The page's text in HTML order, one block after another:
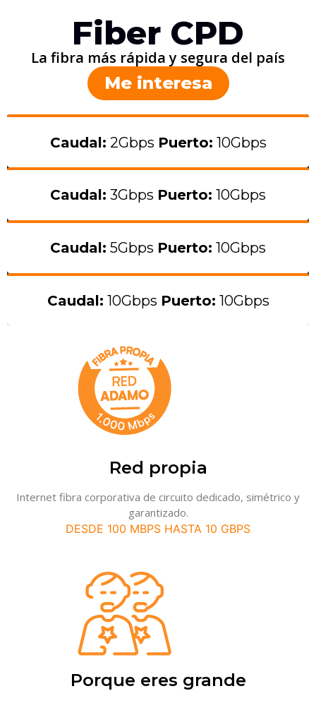
Fiber CPD
La fibra más rápida y segura del país
Me interesa
Caudal: 2Gbps Puerto: 10Gbps
Caudal: 3Gbps Puerto: 10Gbps
Caudal: 5Gbps Puerto: 10Gbps
Caudal: 10Gbps Puerto: 10Gbps
Red propia
Internet fibra corporativa de circuito dedicado, simétrico y
garantizado.
DESDE 100 MBPS HASTA 10 GBPS
Porque eres grande